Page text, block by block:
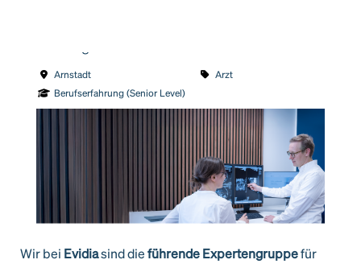
Arnstadt
Berufserfahrung (Senior Level)
Arzt
Wir bei Evidiasind dieführende Expertengruppefür